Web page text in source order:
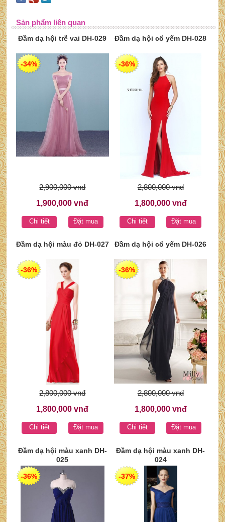
Sản phẩm liên quan
Đầm dạ hội trễ vai DH-029
-34%
2,900,000 vnđ
1,900,000 vnđ
Chi tiết Đặt mua
Đầm dạ hội cổ yếm DH-028
-36%
2,800,000 vnđ
1,800,000 vnđ
Chi tiết Đặt mua
Đầm dạ hội màu đỏ DH-027
-36%
2,800,000 vnđ
1,800,000 vnđ
Chi tiết Đặt mua
Đầm dạ hội cổ yếm DH-026
-36%
2,800,000 vnđ
1,800,000 vnđ
Chi tiết Đặt mua
Đầm dạ hội màu xanh DH-
025
-36%
Đầm dạ hội màu xanh DH-
024
-37%